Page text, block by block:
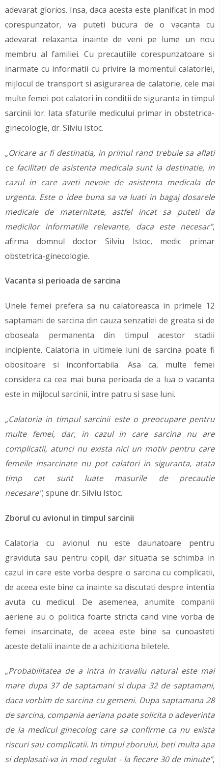
adevarat glorios. Insa, daca acesta este planificat in mod
corespunzator, va puteti bucura de o vacanta cu
adevarat relaxanta inainte de veni pe lume un nou
membru al familiei. Cu precautiile corespunzatoare si
inarmate cu informatii cu privire la momentul calatoriei,
mijlocul de transport si asigurarea de calatorie, cele mai
multe femei pot calatori in conditii de siguranta in timpul
sarcinii lor. Iata sfaturile medicului primar in obstetrica-
ginecologie, dr. Silviu Istoc.
„Oricare ar fi destinatia, in primul rand trebuie sa aflati
ce facilitati de asistenta medicala sunt la destinatie, in
cazul in care aveti nevoie de asistenta medicala de
urgenta. Este o idee buna sa va luati in bagaj dosarele
medicale de maternitate, astfel incat sa puteti da
medicilor informatiile relevante, daca este necesar”,
afirma domnul doctor Silviu Istoc, medic primar
obstetrica-ginecologie.
Vacanta si perioada de sarcina
Unele femei prefera sa nu calatoreasca in primele 12
saptamani de sarcina din cauza senzatiei de greata si de
oboseala permanenta din timpul acestor stadii
incipiente. Calatoria in ultimele luni de sarcina poate fi
obositoare si inconfortabila. Asa ca, multe femei
considera ca cea mai buna perioada de a lua o vacanta
este in mijlocul sarcinii, intre patru si sase luni.
„Calatoria in timpul sarcinii este o preocupare pentru
multe femei, dar, in cazul in care sarcina nu are
complicatii, atunci nu exista nici un motiv pentru care
femeile insarcinate nu pot calatori in siguranta, atata
timp cat sunt luate masurile de precautie
necesare",spune dr. Silviu Istoc.
Zborul cu avionul in timpul sarcinii
Calatoria cu avionul nu este daunatoare pentru
graviduta sau pentru copil, dar situatia se schimba in
cazul in care este vorba despre o sarcina cu complicatii,
de aceea este bine ca inainte sa discutati despre intentia
avuta cu medicul. De asemenea, anumite companii
aeriene au o politica foarte stricta cand vine vorba de
femei insarcinate, de aceea este bine sa cunoasteti
aceste detalii inainte de a achizitiona biletele.
„Probabilitatea de a intra in travaliu natural este mai
mare dupa 37 de saptamani si dupa 32 de saptamani,
daca vorbim de sarcina cu gemeni. Dupa saptamana 28
de sarcina, compania aeriana poate solicita o adeverinta
de la medicul ginecolog care sa confirme ca nu exista
riscuri sau complicatii. In timpul zborului, beti multa apa
si deplasati-va in mod regulat - la fiecare 30 de minute”,